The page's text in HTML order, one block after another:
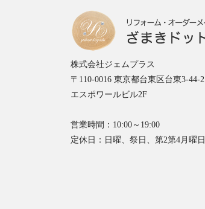
株式会社ジェムプラス
〒110-0016 東京都台東区台東3-44-2
エスポワールビル2F
営業時間：10:00～19:00
定休日：日曜、祭日、第2第4月曜日